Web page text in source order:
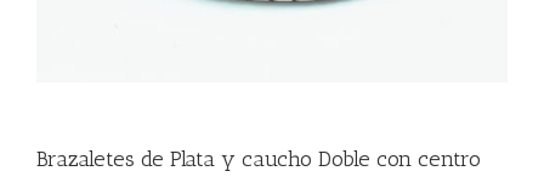
Brazaletes de Plata y caucho Doble con centro